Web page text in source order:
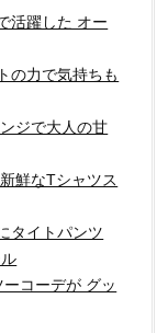
活躍した オー
の力で気持ちも
ジで大人の甘
鮮なTシャツス
タイトパンツ
コーデが グッ